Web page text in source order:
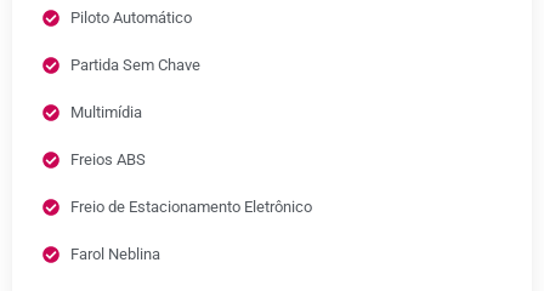
Piloto Automático
Partida Sem Chave
Multimídia
Freios ABS
Freio de Estacionamento Eletrônico
Farol Neblina